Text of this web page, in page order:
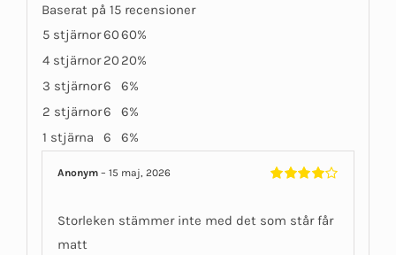
Baserat på 15 recensioner
5 stjärnor6060%
4 stjärnor 20 20%
3 stjärnor6
6%
2 stjärnor6
6%
1 stjärna
6 6%
Anonym– 15 maj, 2026
Storleken stämmer inte med det som står får
matt